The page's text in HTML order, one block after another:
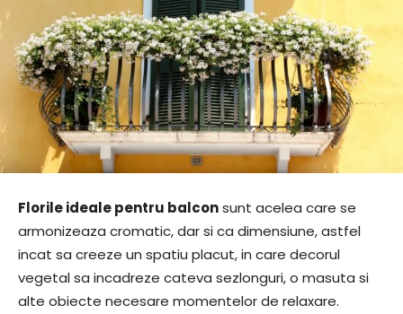
Florile ideale pentru balconsunt acelea care se
armonizeaza cromatic, dar si ca dimensiune, astfel
incat sa creeze un spatiu placut, in care decorul
vegetal sa incadreze cateva sezlonguri, o masuta si
alte obiecte necesare momentelor de relaxare.